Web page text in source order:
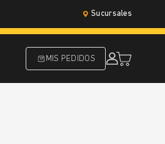
Sucursales
MIS PEDIDOS